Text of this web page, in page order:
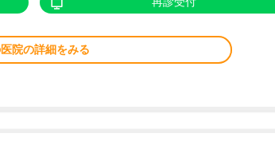
院の詳細をみる